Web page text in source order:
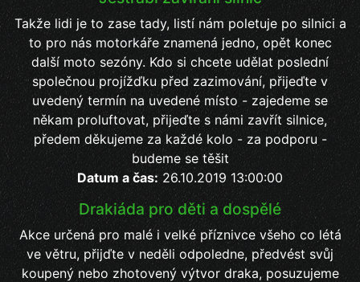
Takže lidi je to zase tady, listí nám poletuje po silnici a
to pro nás motorkáře znamená jedno, opět konec
další moto sezóny. Kdo si chcete udělat poslední
společnou projížďku před zazimování, přijeďte v
uvedený termín na uvedené místo - zajedeme se
někam proluftovat, přijeďte s námi zavřít silnice,
předem děkujeme za každé kolo - za podporu -
budeme se těšit
Datum a čas: 26.10.2019 13:00:00
Drakiáda pro děti a dospělé
Akce určená pro malé i velké příznivce všeho co létá
ve větru, přijďte v neděli odpoledne, předvést svůj
koupený nebo zhotovený výtvor draka, posuzujeme